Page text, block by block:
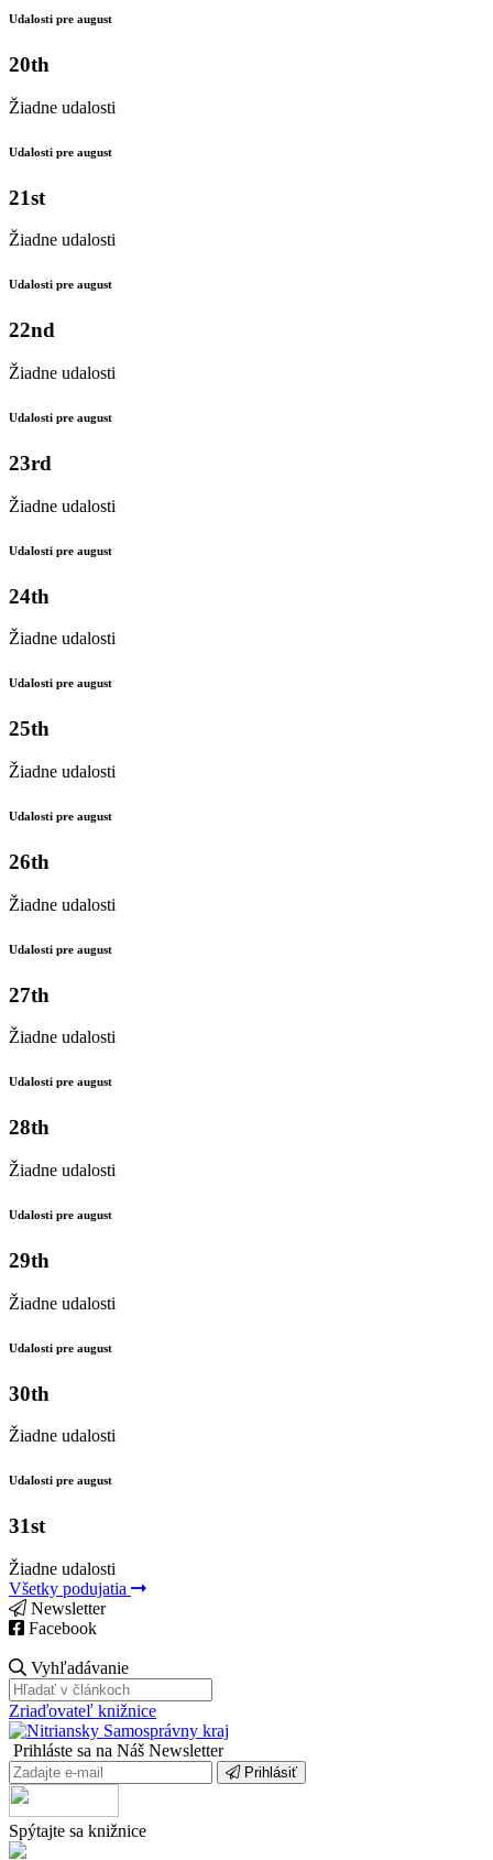
Udalosti pre august
20th
Žiadne udalosti
Udalosti pre august
21st
Žiadne udalosti
Udalosti pre august
22nd
Žiadne udalosti
Udalosti pre august
23rd
Žiadne udalosti
Udalosti pre august
24th
Žiadne udalosti
Udalosti pre august
25th
Žiadne udalosti
Udalosti pre august
26th
Žiadne udalosti
Udalosti pre august
27th
Žiadne udalosti
Udalosti pre august
28th
Žiadne udalosti
Udalosti pre august
29th
Žiadne udalosti
Udalosti pre august
30th
Žiadne udalosti
Udalosti pre august
31st
Žiadne udalosti
Všetky podujatia
Newsletter
Facebook
Vyhľadávanie
Zriaďovateľ knižnice
Prihláste sa na Náš Newsletter
Prihlásiť
Spýtajte sa knižnice